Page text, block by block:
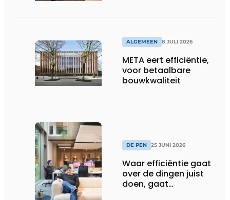
ALGEMEEN 8 JULI 2026
META eert efficiëntie,
voor betaalbare
bouwkwaliteit
DE PEN 25 JUNI 2026
Waar efficiëntie gaat
over de dingen juist
doen, gaat